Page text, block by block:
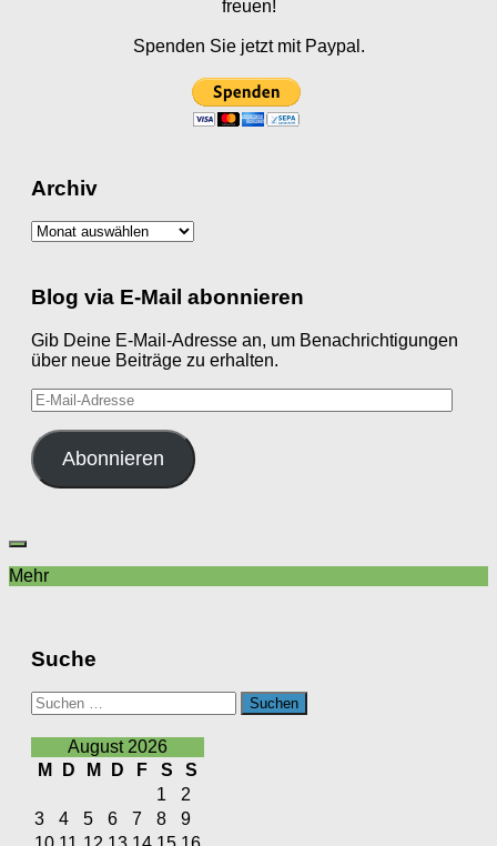
freuen!
Spenden Sie jetzt mit Paypal.
Archiv
Archiv
Blog via E-Mail abonnieren
Gib Deine E-Mail-Adresse an, um Benachrichtigungen
über neue Beiträge zu erhalten.
E-
Mail-
Adresse
Abonnieren
Mehr
Suche
Suchen
nach:
August 2026
M
D M D F S
S
1
2
3
4 5 6 7 8
9